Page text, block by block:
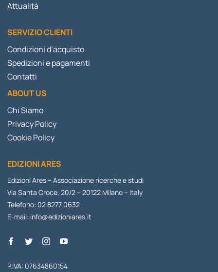
Attualità
SERVIZIO CLIENTI
Condizioni d’acquisto
Spedizioni e pagamenti
Contatti
ABOUT US
Chi Siamo
Privacy Policy
Cookie Policy
EDIZIONI ARES
Edizioni Ares – Associazione ricerche e studi
Via Santa Croce, 20/2 – 20122 Milano – Italy
Telefono: 02 8277 0632
E-mail: info@edizioniares.it
P.IVA: 07634860154